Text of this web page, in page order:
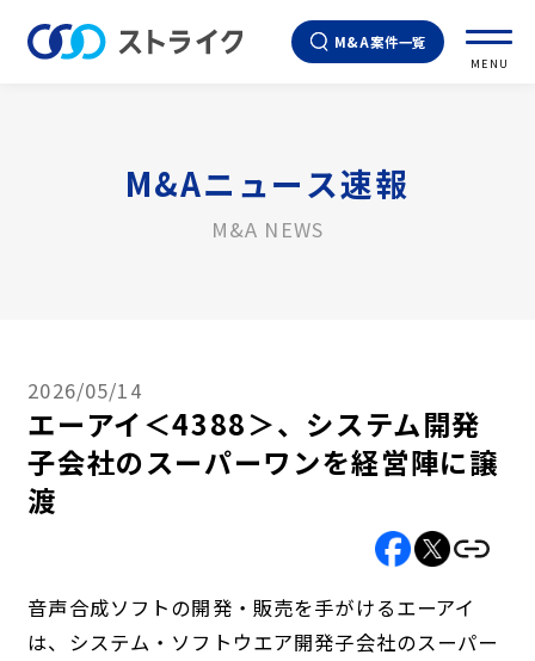
M&A案件一覧
MENU
M&Aニュース速報
M&A NEWS
2026/05/14
エーアイ＜4388＞、システム開発
子会社のスーパーワンを経営陣に譲
渡
音声合成ソフトの開発・販売を手がけるエーアイ
は、システム・ソフトウエア開発子会社のスーパー